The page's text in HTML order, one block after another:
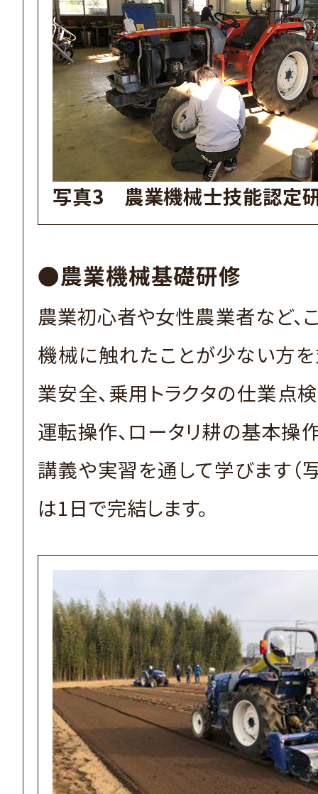
写真3 農業機械士技能認定
●農業機械基礎研修
農業初心者や女性農業者など、
機械に触れたことが少ない方
業安全、乗用トラクタの仕業点
運転操作、ロータリ耕の基本操
講義や実習を通して学びます（
は1日で完結します。